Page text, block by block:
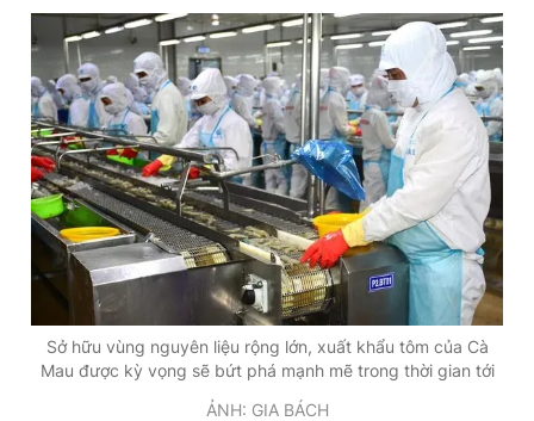
Sở hữu vùng nguyên liệu rộng lớn, xuất khẩu tôm của Cà
Mau được kỳ vọng sẽ bứt phá mạnh mẽ trong thời gian tới
ẢNH: GIA BÁCH